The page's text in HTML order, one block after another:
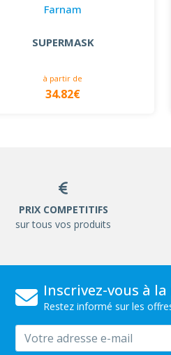
Farnam
SUPERMASK
à partir de
34.82€
PRIX COMPETITIFS
sur tous vos produits
Inscrivez-vous à
Restez informé sur les
Email